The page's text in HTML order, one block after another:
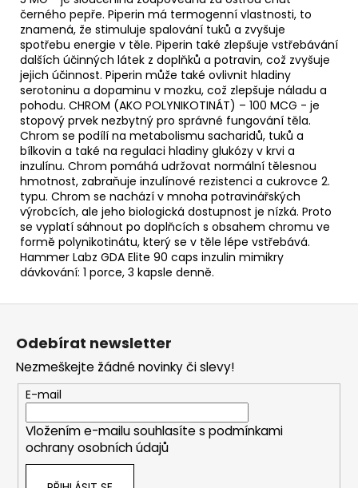
černého pepře. Piperin má termogenní vlastnosti, to
znamená, že stimuluje spalování tuků a zvyšuje
spotřebu energie v těle. Piperin také zlepšuje vstřebávání
dalších účinných látek z doplňků a potravin, což zvyšuje
jejich účinnost. Piperin může také ovlivnit hladiny
serotoninu a dopaminu v mozku, což zlepšuje náladu a
pohodu. CHROM (AKO POLYNIKOTINÁT) – 100 MCG - je
stopový prvek nezbytný pro správné fungování těla.
Chrom se podílí na metabolismu sacharidů, tuků a
bílkovin a také na regulaci hladiny glukózy v krvi a
inzulínu. Chrom pomáhá udržovat normální tělesnou
hmotnost, zabraňuje inzulínové rezistenci a cukrovce 2.
typu. Chrom se nachází v mnoha potravinářských
výrobcích, ale jeho biologická dostupnost je nízká. Proto
se vyplatí sáhnout po doplňcích s obsahem chromu ve
formě polynikotinátu, který se v těle lépe vstřebává.
Hammer Labz GDA Elite 90 caps inzulin mimikry
dávkování: 1 porce, 3 kapsle denně.
Z
Odebírat newsletter
Nezmeškejte žádné novinky či slevy!
E-mail
Vložením e-mailu souhlasíte s podmínkami
ochrany osobních údajů